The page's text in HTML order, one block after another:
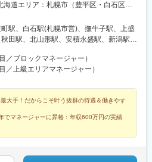
海道エリア：札幌市（豊平区・白石区）
岩手市／仙台市／秋田市／山形市／郡山
：茨城市／栃木市／高崎市／大宮市／習
相模原市／藤沢市／甲府市・東海エリ
市／福井市／長野市・関西エリア：大
良市／大津市／和歌山市／新宮市・中
市／高知市・九州エリア：福岡市／糟屋
米市／佐賀市／長崎市／熊本市／大分
縄市※受動喫煙防止対策：敷地内禁煙※
、自転車などの通勤OK ※地域による※担
訪問していただきます。※ご希望をお伺
駅、白石駅(札幌市営)、撫牛子駅、上盛
田駅、北山形駅、安積永盛駅、新潟駅、
模原駅、藤沢駅、国母駅、市役所前駅
)、上諸江駅、八ツ島駅、岐阜駅、静岡
、奈良駅、六十谷駅、新宮駅、鳥取駅、
山駅、比治山橋駅、幡生駅、阿波富田
公園駅、知寄町二丁目駅、吉塚駅、柚須
駅、佐賀駅、茂里町駅、健軍町駅、大
駅、古島駅、南平岸駅、新津田沼駅、志
宮駅、南区役所前駅、道後温泉駅、馬出
／ブロックマネージャー）
／上級エリアマネージャー）
手！だからこそ叶う抜群の待遇＆働きやす
でマネージャーに昇格：年収600万円の実績